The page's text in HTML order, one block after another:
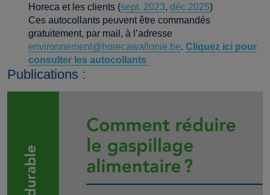
Horeca et les clients (sept. 2023, déc.2025)
Ces autocollants peuvent être commandés
gratuitement, par mail, à l’adresse
environnement@horecawallonie.be. Cliquez ici pour
consulter les autocollants
Publications :